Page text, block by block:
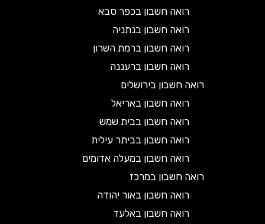
רואה חשבון בכפר סבא
רואה חשבון בנתניה
רואה חשבון ברמת השרון
רואה חשבון ברעננה
רואה חשבון בירושלים
רואה חשבון באריאל
רואה חשבון בבית שמש
רואה חשבון בביתר עילית
רואה חשבון במעלה אדומים
רואה חשבון במרכז
רואה חשבון באור יהודה
רואה חשבון באלעד